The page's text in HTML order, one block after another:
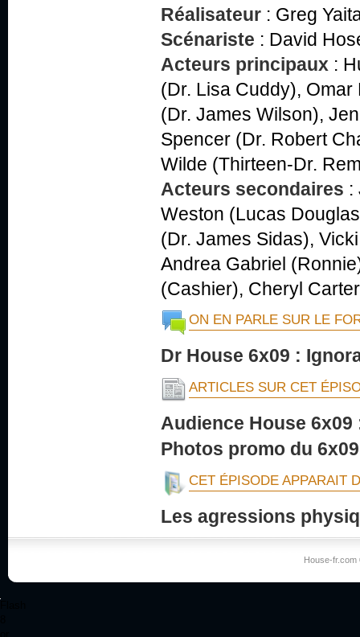
Réalisateur : Greg
Scénariste : David
Acteurs principaux :
(Dr. Lisa Cuddy),
(Dr. James Wilson),
Spencer (Dr. Robert
Wilde (Thirteen-Dr.
Acteurs secondaires :
Weston (Lucas
(Dr. James Sidas),
Andrea Gabriel
(Cashier), Cheryl
ON EN PARLE SUR LE
Dr House 6x09 :
ARTICLES SUR CET
Audience House
Photos promo du
CET ÉPISODE APPARAIT
Les agressions
House-